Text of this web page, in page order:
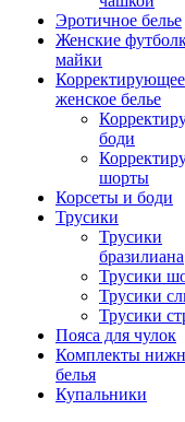
Эротичное белье
Женские
майки
Корректирующее
женское белье
боди
шорты
Корсеты и боди
Трусики
Трусики
бразилиана
Трусики
Трусики
Трусики
Пояса для чулок
Комплекты
белья
Купальники